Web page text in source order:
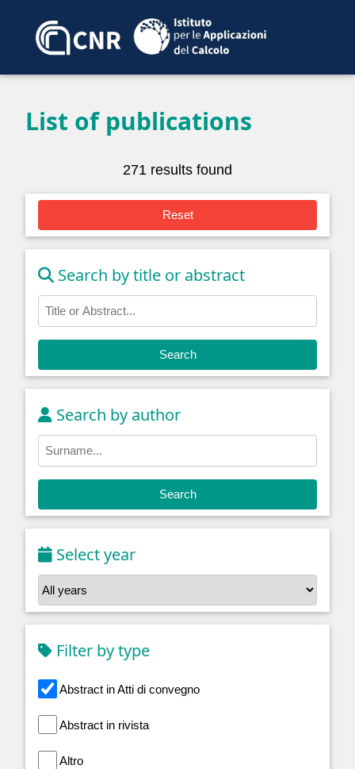
List of publications
271 results found
Reset
Search by title or abstract
Search
Search by author
Search
Select year
Filter by type
Abstract in Atti di convegno
Abstract in rivista
Altro